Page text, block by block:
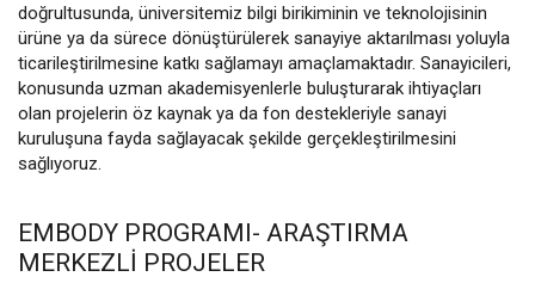
doğrultusunda, üniversitemiz bilgi birikiminin ve teknolojisinin
ürüne ya da sürece dönüştürülerek sanayiye aktarılması yoluyla
ticarileştirilmesine katkı sağlamayı amaçlamaktadır. Sanayicileri,
konusunda uzman akademisyenlerle buluşturarak ihtiyaçları
olan projelerin öz kaynak ya da fon destekleriyle sanayi
kuruluşuna fayda sağlayacak şekilde gerçekleştirilmesini
sağlıyoruz.
EMBODY PROGRAMI- ARAŞTIRMA
MERKEZLI PROJELER